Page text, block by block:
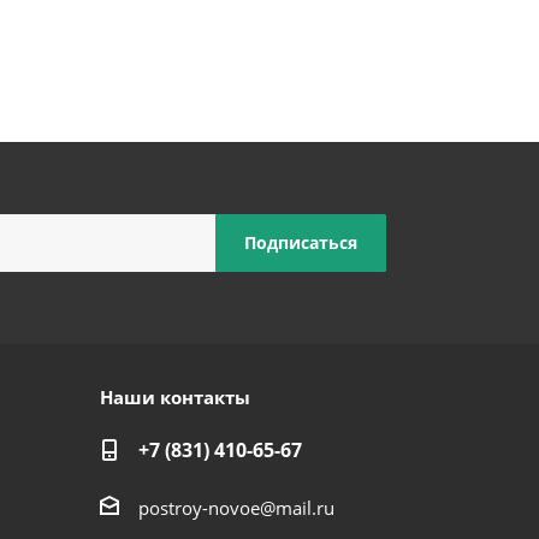
Наши контакты
+7 (831) 410-65-67
postroy-novoe@mail.ru